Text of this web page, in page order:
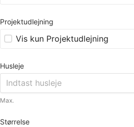
Projektudlejning
Vis kun Projektudlejning
Husleje
Max.
Størrelse